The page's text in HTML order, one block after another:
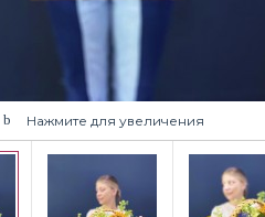
Нажмите для увеличения